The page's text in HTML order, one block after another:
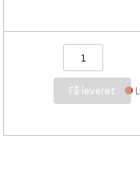
Få leveret